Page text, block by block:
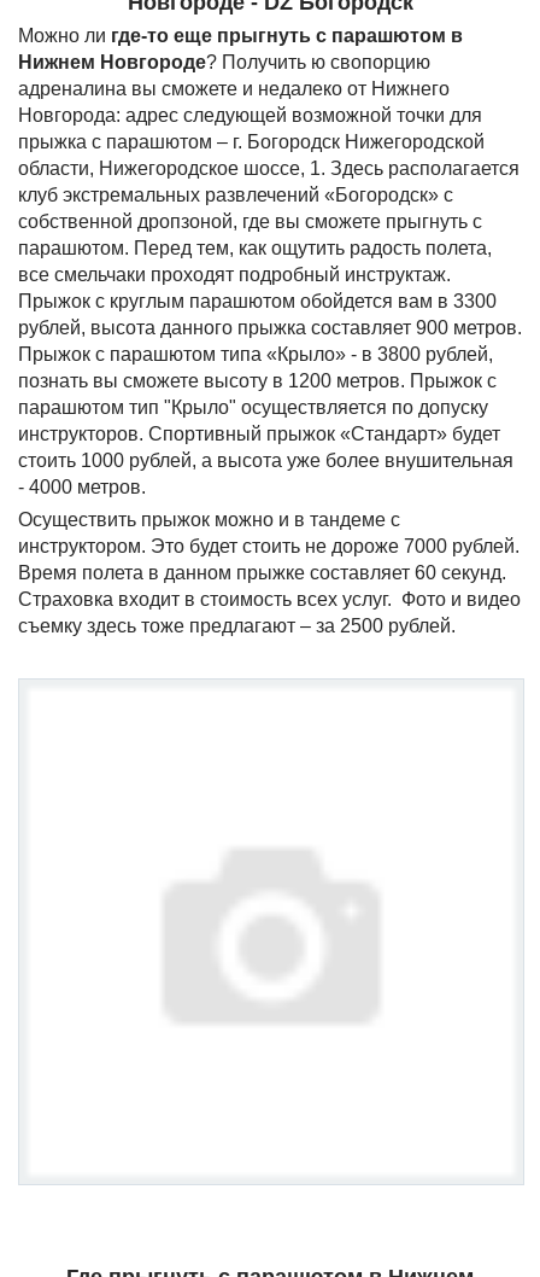
Можно ли где-то еще прыгнуть с парашютом в
Нижнем Новгороде? Получить ю свопорцию
адреналина вы сможете и недалеко от Нижнего
Новгорода: адрес следующей возможной точки для
прыжка с парашютом – г. Богородск Нижегородской
области, Нижегородское шоссе, 1. Здесь располагается
клуб экстремальных развлечений «Богородск» с
собственной дропзоной, где вы сможете прыгнуть с
парашютом. Перед тем, как ощутить радость полета,
все смельчаки проходят подробный инструктаж.
Прыжок c круглым парашютом обойдется вам в 3300
рублей, высота данного прыжка составляет 900 метров.
Прыжок с парашютом типа «Крыло» - в 3800 рублей,
познать вы сможете высоту в 1200 метров. Прыжок с
парашютом тип "Крыло" осуществляется по допуску
инструкторов. Спортивный прыжок «Стандарт» будет
стоить 1000 рублей, а высота уже более внушительная
- 4000 метров.
Осуществить прыжок можно и в тандеме с
инструктором. Это будет стоить не дороже 7000 рублей.
Время полета в данном прыжке составляет 60 секунд.
Страховка входит в стоимость всех услуг. Фото и видео
съемку здесь тоже предлагают – за 2500 рублей.